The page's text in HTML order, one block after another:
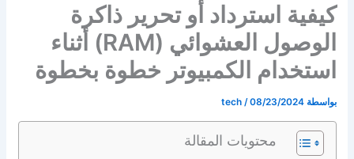
كيفية استرداد أو تحرير ذاكرة
الوصول العشوائي (RAM) أثناء
استخدام الكمبيوتر خطوة بخطوة
بواسطة tech /08/23/2024
محتويات المقالة